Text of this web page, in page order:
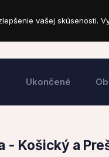
Ukončené
- Košický a
vašej skúsenosti.